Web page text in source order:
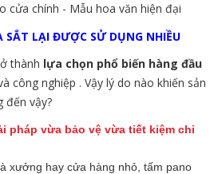
cửa chính - Mẫu hoa văn hiện đại
LẠI ĐƯỢC SỬ DỤNG NHIỀU
thành lựa chọn phổ biến hàng đầu
công nghiệp . Vậy lý do nào khiến sản
đến vậy?
pháp vừa bảo vệ vừa tiết kiệm chi
xưởng hay cửa hàng nhỏ, tấm pano